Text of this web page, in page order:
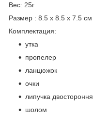
Вес: 25г
Размер : 8.5 x 8.5 x 7.5 см
Комплектация:
утка
пропелер
ланцюжок
очки
липучка двостороння
шолом